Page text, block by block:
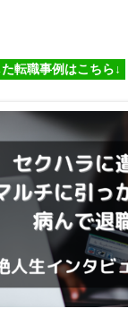
転職事例はこちら↓